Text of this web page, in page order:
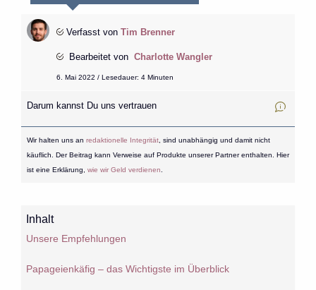
Verfasst von Tim Brenner
Bearbeitet von Charlotte Wangler
6. Mai 2022 / Lesedauer: 4 Minuten
Darum kannst Du uns vertrauen
Wir halten uns an redaktionelle Integrität, sind unabhängig und damit nicht
käuflich. Der Beitrag kann Verweise auf Produkte unserer Partner enthalten. Hier
ist eine Erklärung, wie wir Geld verdienen
Inhalt
Unsere Empfehlungen
Papageienkäfig – das Wichtigste im Überblick